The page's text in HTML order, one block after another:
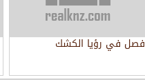
فصل في رؤيا الكشك